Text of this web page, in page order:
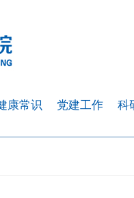
康常识 党建工作 科